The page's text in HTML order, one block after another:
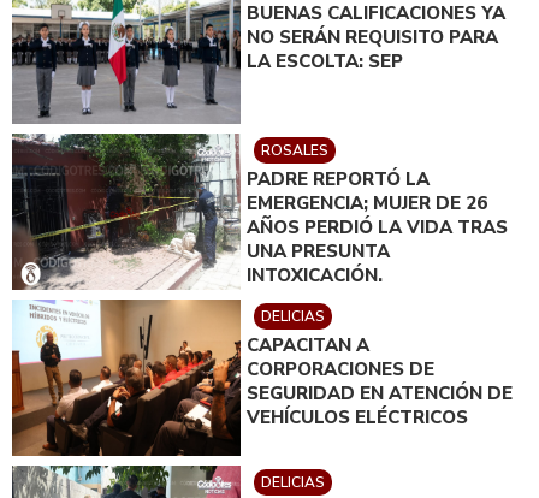
BUENAS CALIFICACIONES YA
NO SERÁN REQUISITO PARA
LA ESCOLTA: SEP
ROSALES
PADRE REPORTÓ LA
EMERGENCIA; MUJER DE 26
AÑOS PERDIÓ LA VIDA TRAS
UNA PRESUNTA
INTOXICACIÓN.
DELICIAS
CAPACITAN A
CORPORACIONES DE
SEGURIDAD EN ATENCIÓN DE
VEHÍCULOS ELÉCTRICOS
DELICIAS